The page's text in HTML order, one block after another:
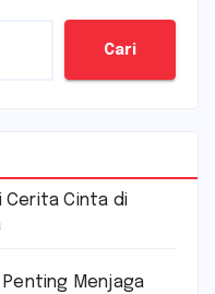
Cari
Cerita Cinta di
Menjaga